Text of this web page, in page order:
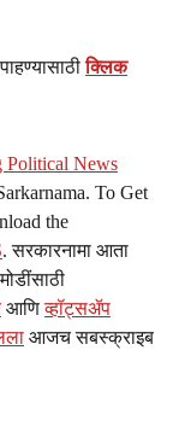
क्लिक
Political News
To Get
the
. सरकारनामा आता
आणिव्हॉट्सॲप
आजच सबस्क्राइब